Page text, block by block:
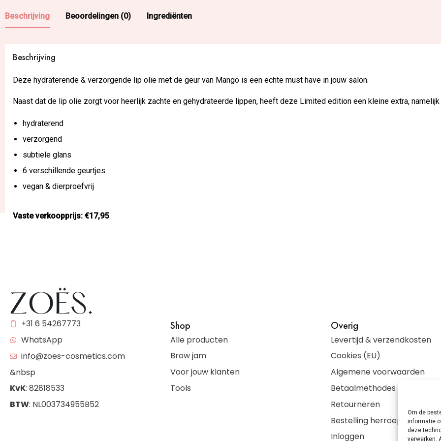
Om de
informatie
deze
verwerken.
Beschrijving Beoordelingen (0) Ingrediënten
Beschrijving
Deze hydraterende & verzorgende lip olie met de geur van Mango is een echte must have in jouw salon.
Naast dat de lip olie zorgt voor heerlijk zachte en gehydrateerde lippen, heeft deze Limited edition een kleine extra,
hydraterend
verzorgend
subtiele glans
6 verschillende geurtjes
vegan & dierproefvrij
Vaste verkoopprijs: €17,95
+31 6 54267773
WhatsApp
info@zoes-cosmetics.com
&nbsp
KvK: 82818533
BTW: NL003734955B52
Shop
Alle producten
Brow jam
Voor jouw klanten
Tools
Overig
Levertijd & verzendkosten
Cookies (EU)
Algemene voorwaarden
Betaalmethodes
Retourneren
Bestelling herroepen
Inloggen